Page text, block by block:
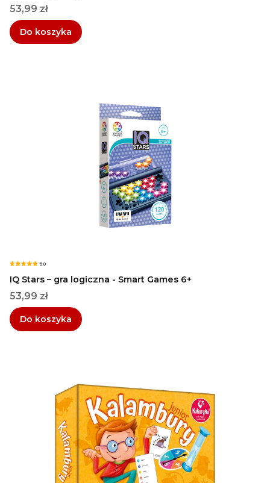
Cena
53,99 zł
Do koszyka
5.0
IQ Stars – gra logiczna - Smart Games 6+
Cena
53,99 zł
Do koszyka